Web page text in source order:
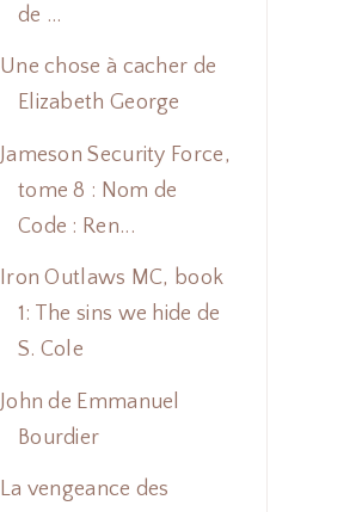
de ...
Une chose à cacher de
Elizabeth George
Jameson Security Force,
tome 8 : Nom de
Code : Ren...
Iron Outlaws MC, book
1: The sins we hide de
S. Cole
John de Emmanuel
Bourdier
La vengeance des